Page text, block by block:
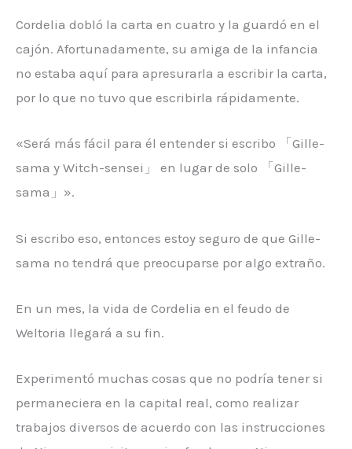
Cordelia dobló la carta en cuatro y la guardó en el
cajón. Afortunadamente, su amiga de la infancia
no estaba aquí para apresurarla a escribir la carta,
por lo que no tuvo que escribirla rápidamente.
«Será más fácil para él entender si escribo 「Gille-
sama y Witch-sensei」 en lugar de solo 「Gille-
sama」».
Si escribo eso, entonces estoy seguro de que Gille-
sama no tendrá que preocuparse por algo extraño.
En un mes, la vida de Cordelia en el feudo de
Weltoria llegará a su fin.
Experimentó muchas cosas que no podría tener si
permaneciera en la capital real, como realizar
trabajos diversos de acuerdo con las instrucciones